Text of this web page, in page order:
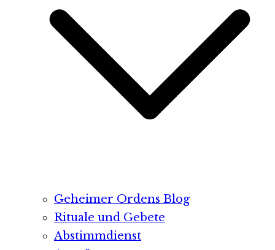
Geheimer Ordens Blog
Rituale und Gebete
Abstimmdienst